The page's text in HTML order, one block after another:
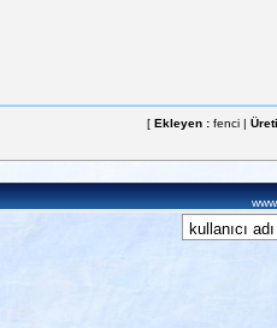
[ Ekleyen : fenci |